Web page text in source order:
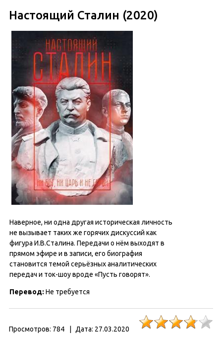
Настоящий Сталин (2020)
Наверное, ни одна другая историческая личность
не вызывает таких же горячих дискуссий как
фигура И.В.Сталина. Передачи о нём выходят в
прямом эфире и в записи, его биография
становится темой серьёзных аналитических
передач и ток-шоу вроде «Пусть говорят».
Перевод: Не требуется
Просмотров: 784 Дата: 27.03.2020